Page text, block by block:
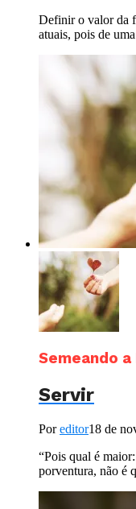
Definir o valor da
atuais, pois de
Semeando a
Servir
Poreditor18 de
“Pois qual é
porventura, não é